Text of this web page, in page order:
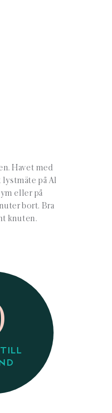
Havet med
på Al
eller på
bort. Bra
knuten.
TILL